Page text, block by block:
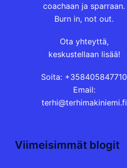
coachaan ja sparraan.
Burn in, not out.
Ota yhteyttä,
keskustellaan lisää!
Soita: +358405847710
Email:
terhi@terhimakiniemi.fi
Viimeisimmät blogit